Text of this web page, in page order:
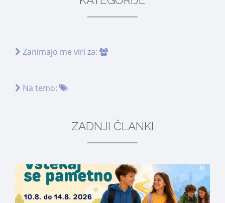
Zanimajo me viri za:
Na temo:
ZADNJI ČLANKI